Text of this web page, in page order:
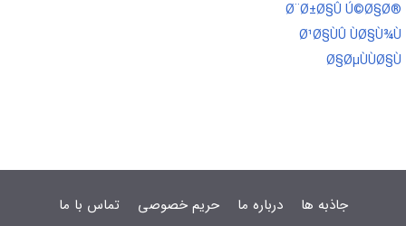
جاذبه ها درباره ما حریم خصوصی تماس با ما